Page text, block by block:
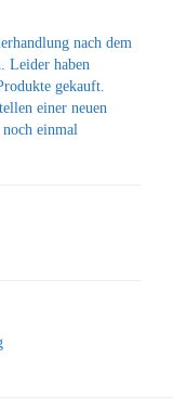
nach dem
Leider haben
gekauft.
einer neuen
noch einmal